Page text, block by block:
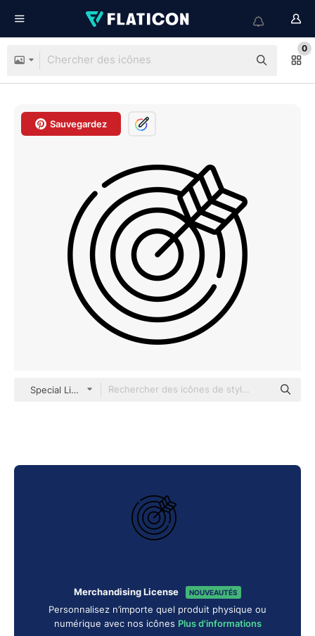
0
Sauvegardez
Special Lineal
Merchandising License NOUVEAUTÉS
Personnalisez n’importe quel produit physique ou
numérique avec nos icônes Plus d'informations